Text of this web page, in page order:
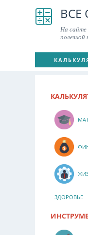
ВСЕ
На сайте
ЗДОРОВЬЕ